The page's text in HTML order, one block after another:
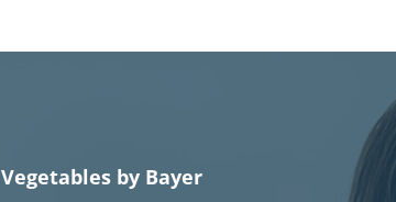
Vegetables by Bayer